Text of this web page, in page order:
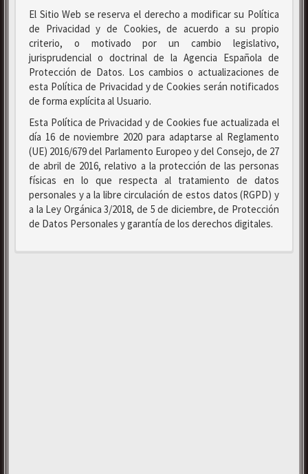
El Sitio Web se reserva el derecho a modificar su Política
de Privacidad y de Cookies, de acuerdo a su propio
criterio, o motivado por un cambio legislativo,
jurisprudencial o doctrinal de la Agencia Española de
Protección de Datos. Los cambios o actualizaciones de
esta Política de Privacidad y de Cookies serán notificados
de forma explícita al Usuario.
Esta Política de Privacidad y de Cookies fue actualizada el
día 16 de noviembre 2020 para adaptarse al Reglamento
(UE) 2016/679 del Parlamento Europeo y del Consejo, de 27
de abril de 2016, relativo a la protección de las personas
físicas en lo que respecta al tratamiento de datos
personales y a la libre circulación de estos datos (RGPD) y
a la Ley Orgánica 3/2018, de 5 de diciembre, de Protección
de Datos Personales y garantía de los derechos digitales.